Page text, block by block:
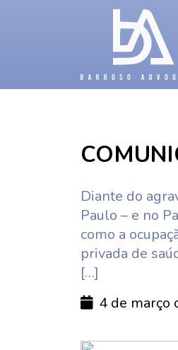
Diante do
Paulo – e no
como a
privada de
[…]
4 de março